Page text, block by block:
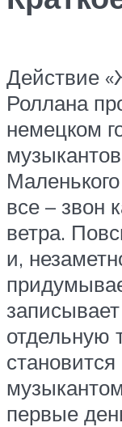
Действие
Роллана
немецком
все – звон
ветра.
и,
отдельную
первые